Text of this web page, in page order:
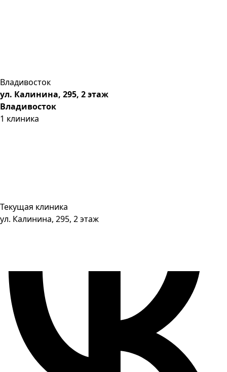
Владивосток
ул. Калинина, 295, 2 этаж
Владивосток
1 клиника
Текущая клиника
ул. Калинина, 295, 2 этаж